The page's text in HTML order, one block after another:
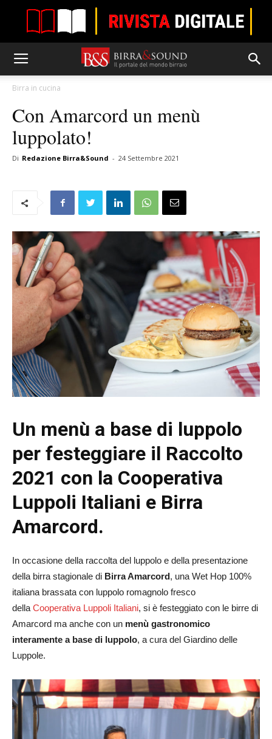
Birra in cucina
Con Amarcord un menù
luppolato!
Di Redazione Birra&Sound - 24 Settembre 2021
Un menù a base di luppolo
per festeggiare il Raccolto
2021 con la Cooperativa
Luppoli Italiani e Birra
Amarcord.
In occasione della raccolta del luppolo e della presentazione
della birra stagionale di Birra Amarcord, una Wet Hop 100%
italiana brassata con luppolo romagnolo fresco
della Cooperativa Luppoli Italiani, si è festeggiato con le birre di
Amarcord ma anche con un menù gastronomico
interamente a base di luppolo, a cura del Giardino delle
Luppole.